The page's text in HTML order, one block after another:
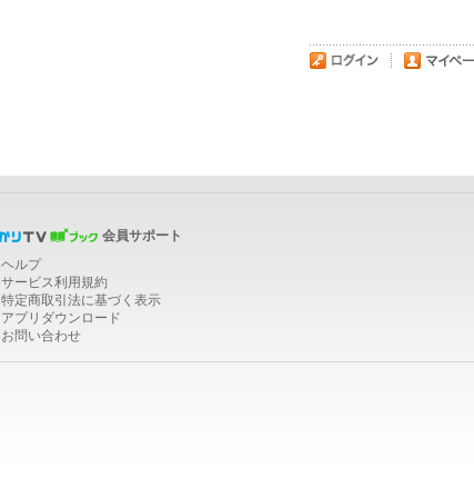
会員サポート
ヘルプ
サービス利用規約
特定商取引法に基づく表示
アプリダウンロード
お問い合わせ